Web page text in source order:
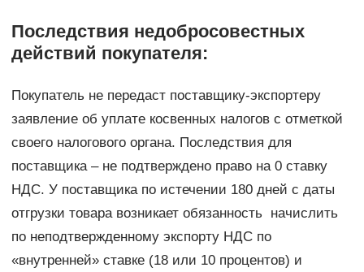
Последствия недобросовестных
действий покупателя:
Покупатель не передаст поставщику-экспортеру
заявление об уплате косвенных налогов с отметкой
своего налогового органа. Последствия для
поставщика – не подтверждено право на 0 ставку
НДС. У поставщика по истечении 180 дней с даты
отгрузки товара возникает обязанность начислить
по неподтвержденному экспорту НДС по
«внутренней» ставке (18 или 10 процентов) и